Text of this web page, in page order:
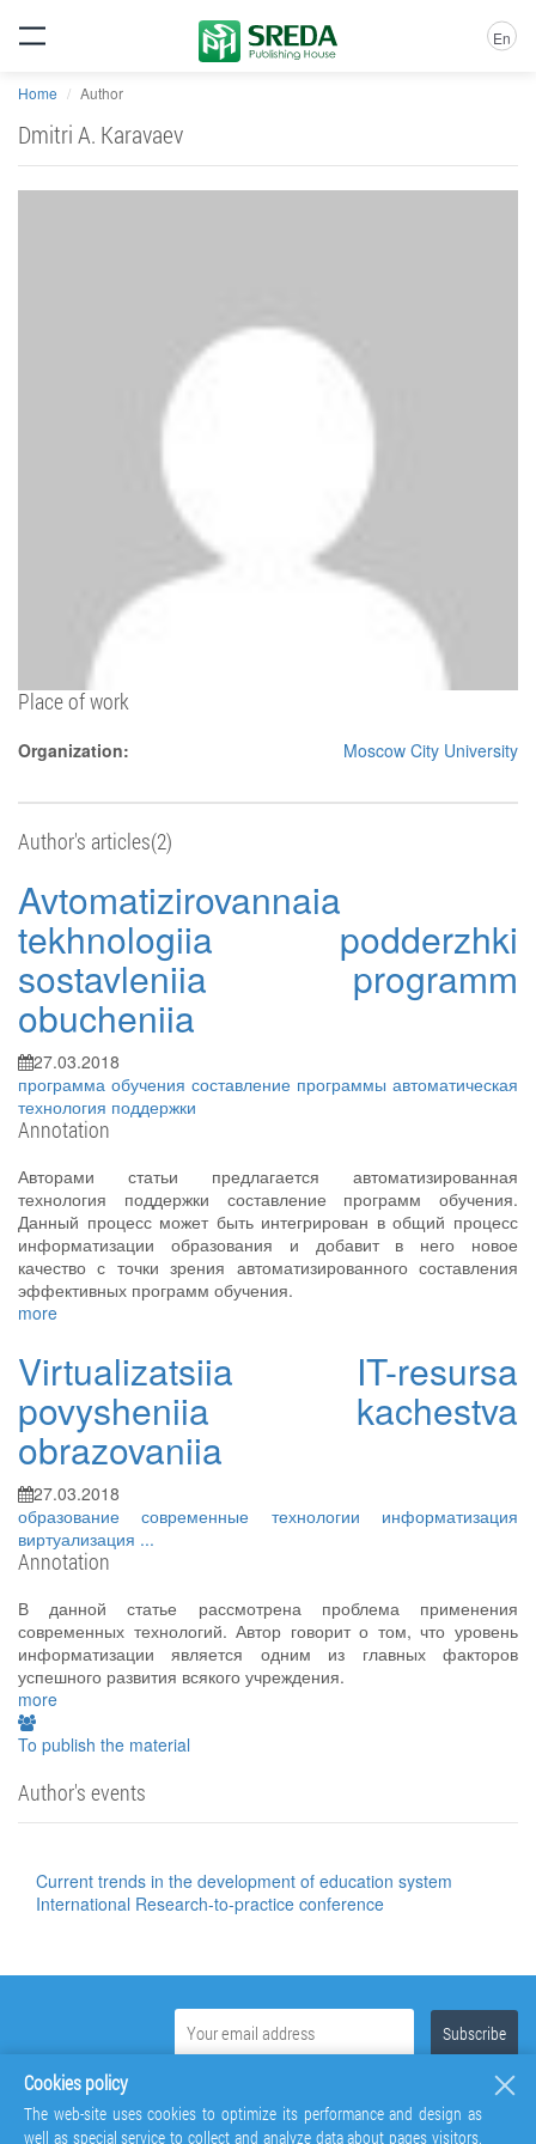
En
Home Author
Dmitri A. Karavaev
Place of work
Organization: Moscow City University
Author's articles(2)
Avtomatizirovannaia
tekhnologiia podderzhki
sostavleniia programm
obucheniia
27.03.2018
программа обучения составление программы автоматическая
технология поддержки
Annotation
Авторами статьи предлагается автоматизированная
технология поддержки составление программ обучения.
Данный процесс может быть интегрирован в общий процесс
информатизации образования и добавит в него новое
качество с точки зрения автоматизированного составления
эффективных программ обучения.
more
Virtualizatsiia IT-resursa
povysheniia kachestva
obrazovaniia
27.03.2018
образованиесовременные технологии информатизация
виртуализация ...
Annotation
В данной статье рассмотрена проблема применения
современных технологий. Автор говорит о том, что уровень
информатизации является одним из главных факторов
успешного развития всякого учреждения.
more
To publish the material
Author's events
Current trends in the development of education system
International Research-to-practice conference
Cookies policy
The web-site uses cookies to optimize its performance and design as
well as special service to collect and analyze data about pages visitors.